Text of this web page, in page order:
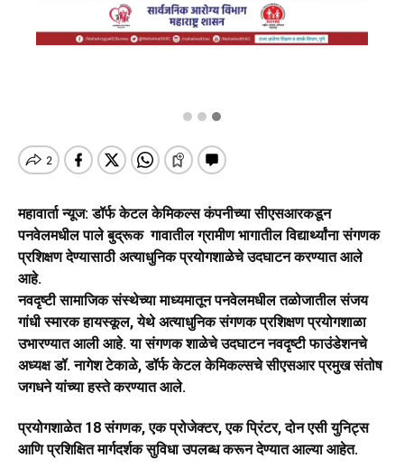
महावार्ता न्यूज: डॉर्फ केटल केमिकल्स कंपनीच्या सीएसआरकडून
पनवेलमधील पाले बुद्रूक गावातील ग्रामीण भागातील विद्यार्थ्यांना संगणक
प्रशिक्षण देण्यासाठी अत्याधुनिक प्रयोगशाळेचे उदघाटन करण्यात आले
आहे.
नवदृष्टी सामाजिक संस्थेच्या माध्यमातून पनवेलमधील तळोजातील संजय
गांधी स्मारक हायस्कूल, येथे अत्याधुनिक संगणक प्रशिक्षण प्रयोगशाळा
उभारण्यात आली आहे. या संगणक शाळेचे उदघाटन नवदृष्टी फाउंडेशनचे
अध्यक्ष डॉ. नागेश टेकाळे, डॉर्फ केटल केमिकल्सचे सीएसआर प्रमुख संतोष
जगधने यांच्या हस्ते करण्यात आले.
प्रयोगशाळेत 18 संगणक, एक प्रोजेक्टर, एक प्रिंटर, दोन एसी युनिट्स
आणि प्रशिक्षित मार्गदर्शक सुविधा उपलब्ध करून देण्यात आल्या आहेत.